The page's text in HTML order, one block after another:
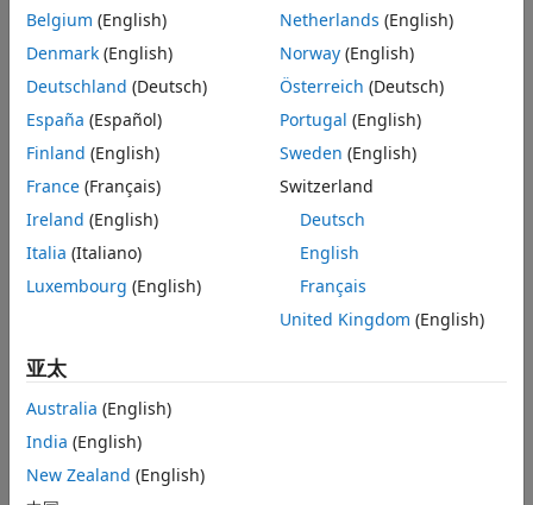
S-Function 的结构
显示直接处理定点数据类型的 S-Function 的基本结构。
Storage Containers
Discusses the containers used to hold signals in simulation
and code generation.
Data Type IDs
Describes the creation, assignment, and usage of data type
IDs, including how to get and set information about data
Overflow Handling and Rounding Methods
Discusses the tokens you can use to define overflow
handling and rounding methods in your fixed-point S-
function, and describes the overflow logging structure.
创建 MEX 文件
Belgium (English)
Denmark (English)
Deutschland (Deutsch)
España (Español)
Finland (English)
France (Français)
Ireland (English)
Italia (Italiano)
Luxembourg (English)
Netherlands (English)
Norway(English)
Österreich (Deutsch)
Portugal (English)
Sweden (English)
Switzerland
Deutsch
English
Français
United Kingdom (English)
亚太
Australia (English)
India (English)
New Zealand (English)